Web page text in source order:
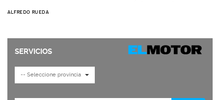
ALFREDO RUEDA